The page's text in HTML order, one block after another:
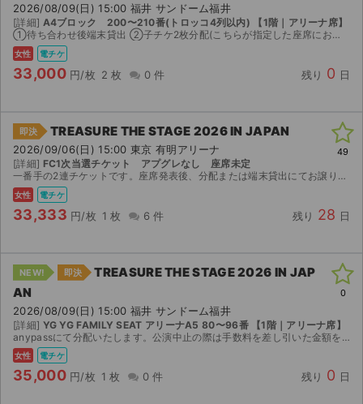
2026/08/09(日) 15:00 福井 サンドーム福井
[詳細] A4ブロック 200〜210番(トロッコ4列以内) 【1階｜アリーナ席】
①待ち合わせ後端末貸出 ②子チケ2枚分配(こちらが指定した座席にお座りいただきます。分配するチケットはお座りいただく座席と異なる場合がございます。) 上記いずれかでの譲渡です。 公演中止以外の返...
女性 電チケ
33,000 円/枚 2 枚 0 件 残り 0 日
即決 TREASURE THE STAGE 2026 IN JAPAN
2026/09/06(日) 15:00 東京 有明アリーナ
[詳細] FC1次当選チケット アプグレなし 座席未定
一番手の2連チケットです。座席発表後、分配または端末貸出にてお譲りさせていただきます。1枚ご希望の場合はどちら希望かコメントお願い致します。 お席に関するご要望やクレ一ム等一切お受けできません...
女性 電チケ
33,333 円/枚 1 枚 6 件 残り 28 日
49
NEW! 即決
TREASURE THE STAGE 2026 IN JAP
AN
2026/08/09(日) 15:00 福井 サンドーム福井
[詳細] YG YG FAMILY SEAT アリーナA5 80〜96番 【1階｜アリーナ席】
anypassにて分配いたします。公演中止の際は手数料を差し引いた金額を返金いたします。
女性 電チケ
35,000 円/枚 1 枚 0 件 残り 0 日
0